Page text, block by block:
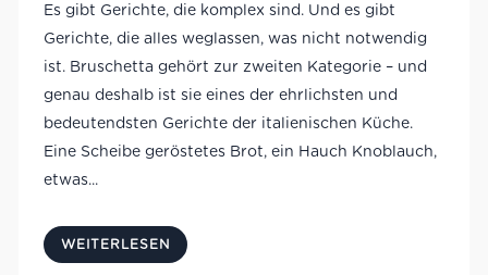
Es gibt Gerichte, die komplex sind. Und es gibt
Gerichte, die alles weglassen, was nicht notwendig
ist. Bruschetta gehört zur zweiten Kategorie – und
genau deshalb ist sie eines der ehrlichsten und
bedeutendsten Gerichte der italienischen Küche.
Eine Scheibe geröstetes Brot, ein Hauch Knoblauch,
etwas...
WEITERLESEN